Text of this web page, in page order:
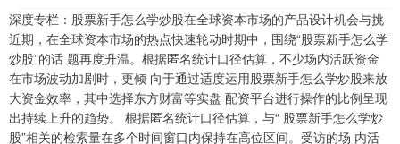
深度专栏：股票新手怎么学炒股在全球资本市场的产品设计机会与挑
近期，在全球资本市场的热点快速轮动时期中，围绕“股票新手怎么学
炒股”的话 题再度升温。根据匿名统计口径估算，不少场内活跃资金
在市场波动加剧时，更倾 向于通过适度运用股票新手怎么学炒股来放
大资金效率，其中选择东方财富等实盘 配资平台进行操作的比例呈现
出持续上升的趋势。 根据匿名统计口径估算，与“ 股票新手怎么学炒
股”相关的检索量在多个时间窗口内保持在高位区间。受访的场 内活